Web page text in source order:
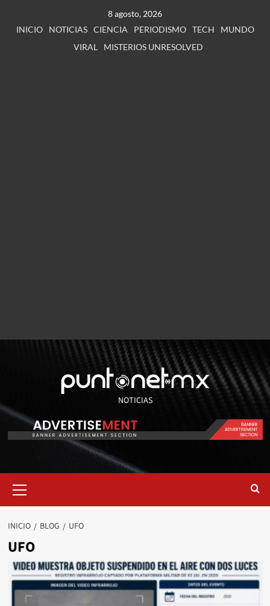
8 agosto, 2026
INICIO
NOTICIAS CIENCIA PERIODISMO TECH
MUNDO
VIRAL
MISTERIOS UNRESOLVED
NOTICIAS
INICIO BLOG UFO
UFO